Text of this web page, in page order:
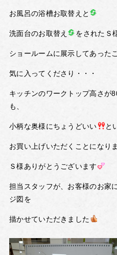
お風呂の浴槽お取替えと
洗面台のお取替え をされたＳ
ショールームに展示してあった
気に入ってくださり・・・
キッチンのワークトップ高さが
も、
小柄な奥様にちょうどいい と
お買い上げいただくことになり
Ｓ様ありがとうございます
担当スタッフが、お客様のお家
ジ図を
描かせていただきました